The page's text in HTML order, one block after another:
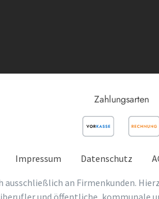
Zahlungsarten
Impressum Datenschutz
an Firmenkunden.